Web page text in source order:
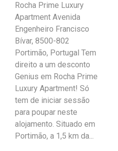
Rocha Prime Luxury
Apartment Avenida
Engenheiro Francisco
Bívar, 8500-802
Portimão, Portugal Tem
direito a um desconto
Genius em Rocha Prime
Luxury Apartment! Só
tem de iniciar sessão
para poupar neste
alojamento. Situado em
Portimão, a 1,5 km da...